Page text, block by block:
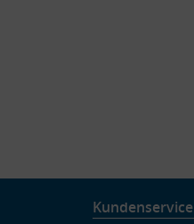
Kundenservice